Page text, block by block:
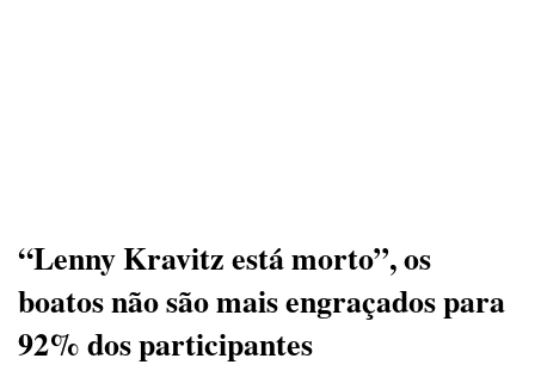
“Lenny Kravitz está morto”, os
boatos não são mais engraçados para
92% dos participantes